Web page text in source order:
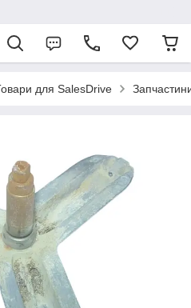
для SalesDrive